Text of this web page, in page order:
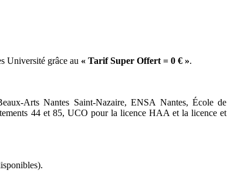
Université grâce au « Tarif Super Offert = 0 € ».
Arts Nantes Saint-Nazaire, ENSA Nantes, École de
44 et 85, UCO pour la licence HAA et la licence et